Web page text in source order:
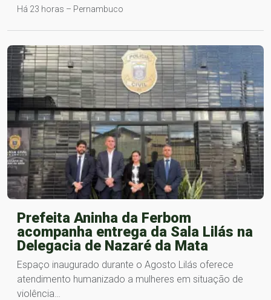
Há 23 horas – Pernambuco
Prefeita Aninha da Ferbom
acompanha entrega da Sala Lilás na
Delegacia de Nazaré da Mata
Espaço inaugurado durante o Agosto Lilás oferece
atendimento humanizado a mulheres em situação de
violência…